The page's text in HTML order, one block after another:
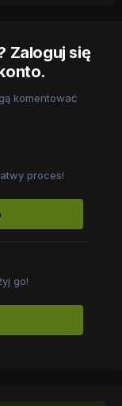
Zaloguj się
komentować
proces!
go!